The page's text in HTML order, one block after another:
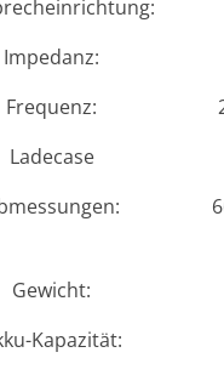
Impedanz:
Frequenz:
Ladecase
Gewicht:
Kapazität: